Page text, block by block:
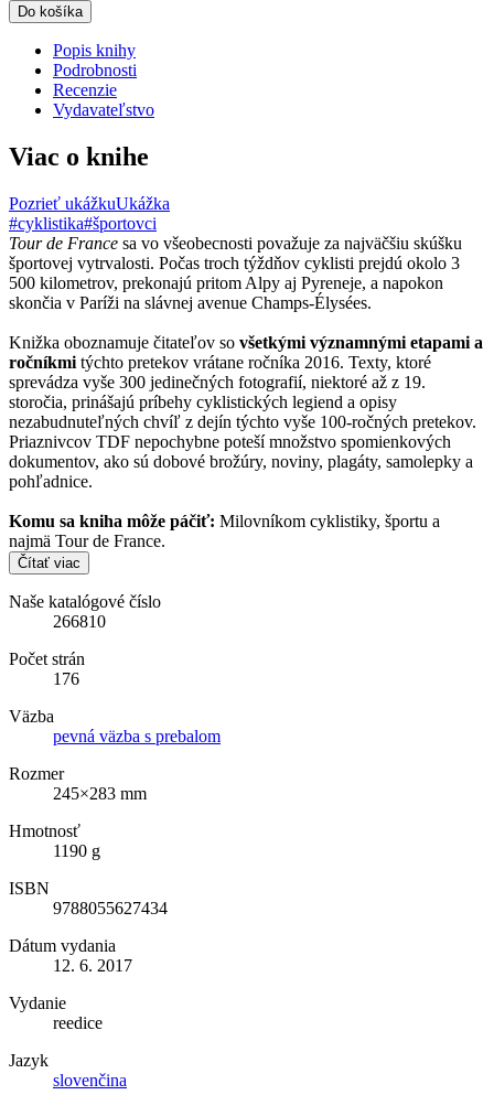
Do košíka
Popis knihy
Podrobnosti
Recenzie
Vydavateľstvo
Viac o knihe
Pozrieť ukážkuUkážka
#cyklistika#športovci
Tour de France sa vo všeobecnosti považuje za najväčšiu skúšku
športovej vytrvalosti. Počas troch týždňov cyklisti prejdú okolo 3
500 kilometrov, prekonajú pritom Alpy aj Pyreneje, a napokon
skončia v Paríži na slávnej avenue Champs-Élysées.
Knižka oboznamuje čitateľov so všetkými významnými etapami a
ročníkmi týchto pretekov vrátane ročníka 2016. Texty, ktoré
sprevádza vyše 300 jedinečných fotografií, niektoré až z 19.
storočia, prinášajú príbehy cyklistických legiend a opisy
nezabudnuteľných chvíľ z dejín týchto vyše 100-ročných pretekov.
Priaznivcov TDF nepochybne poteší množstvo spomienkových
dokumentov, ako sú dobové brožúry, noviny, plagáty, samolepky a
pohľadnice.
Komu sa kniha môže páčiť: Milovníkom cyklistiky, športu a
najmä Tour de France.
Čítať viac
Naše katalógové číslo
266810
Počet strán
176
Väzba
pevná väzba s prebalom
Rozmer
245×283 mm
Hmotnosť
1190 g
ISBN
9788055627434
Dátum vydania
12. 6. 2017
Vydanie
reedice
Jazyk
slovenčina